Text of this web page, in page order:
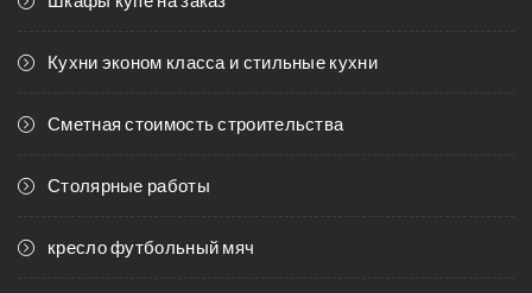
Кухни эконом класса и стильные кухни
Сметная стоимость строительства
Столярные работы
кресло футбольный мяч